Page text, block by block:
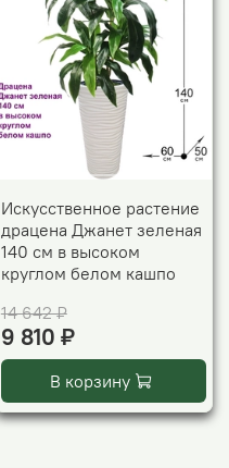
Искусственное растение
драцена Джанет зеленая
140 см в высоком
круглом белом кашпо
14 642 ₽
9 810 ₽
В корзину